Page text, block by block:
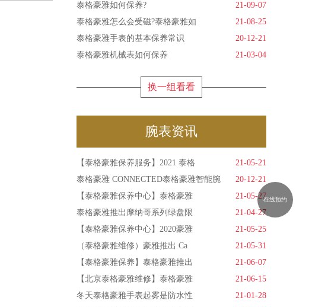
泰格豪雅如何保养?
21-09-07
泰格豪雅怎么会受磁?泰格豪雅如
21-08-25
泰格豪雅手表的基本保养常识
20-12-21
泰格豪雅机械表如何保养
21-03-04
换一组看看
腕表资讯
【泰格豪雅保养服务】2021 泰格
21-05-21
泰格豪雅 CONNECTED泰格豪雅智能腕
20-12-21
【泰格豪雅保养中心】泰格豪雅
21-05-27
泰格豪雅推出摩纳哥系列绿盘限
21-04-27
【泰格豪雅保养中心】2020豪雅
21-05-25
（泰格豪雅维修）豪雅推出 Ca
21-05-31
【泰格豪雅保养】泰格豪雅推出
21-06-07
【北京泰格豪雅维修】泰格豪雅
21-06-15
冬天泰格豪雅手表起雾是防水性
21-01-28
在线预约